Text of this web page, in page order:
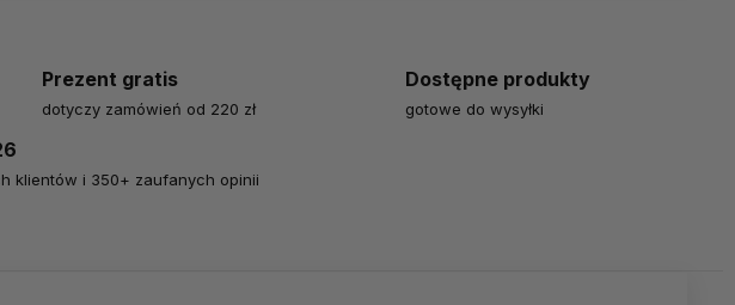
Prezent gratis
dotyczy zamówień od 220 zł
Dostępne produkty
gotowe do wysyłki
klientów i 350+ zaufanych opinii